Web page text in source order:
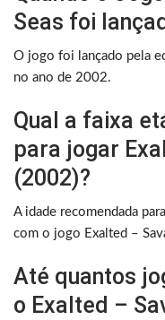
Seas foi
O jogo foi lançado pela
no ano de 2002.
Qual a faixa
para jogar
(2002)?
A idade recomendada
com o jogo Exalted –
Até quantos
o Exalted –